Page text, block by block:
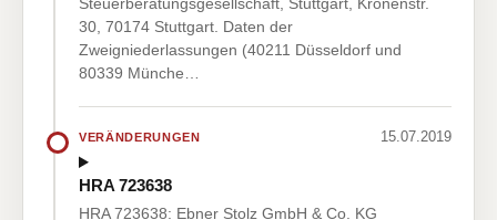
Steuerberatungsgesellschaft, Stuttgart, Kronenstr.
30, 70174 Stuttgart. Daten der
Zweigniederlassungen (40211 Düsseldorf und
80339 Münche…
VERÄNDERUNGEN 15.07.2019
HRA 723638
HRA 723638: Ebner Stolz GmbH & Co. KG